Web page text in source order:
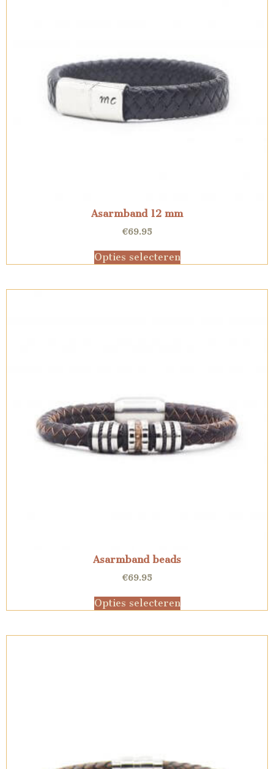
Asarmband 12 mm
€69.95
Opties selecteren
Asarmband beads
€69.95
Opties selecteren